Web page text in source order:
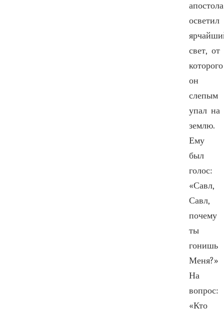
апостола
осветил
свет, от
которого
он
слепым
упал на
землю.
Ему
был
голос:
«Савл,
Савл,
почему
ты
гонишь
Меня?»
На
вопрос:
«Кто